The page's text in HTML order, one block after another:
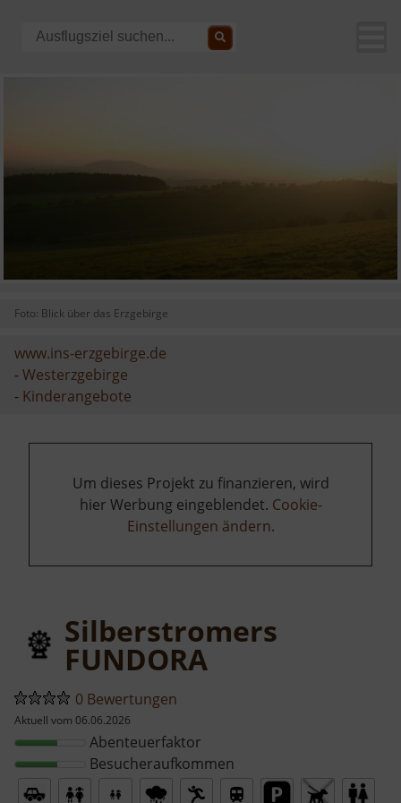
Foto: Blick über das Erzgebirge
www.ins-erzgebirge.de
-Westerzgebirge
- Kinderangebote
Um dieses Projekt zu finanzieren, wird
hier Werbung eingeblendet. Cookie-
Einstellungen ändern.
Silberstromers
FUNDORA
0 Bewertungen
Aktuell vom 06.06.2026
Abenteuerfaktor
Besucheraufkommen